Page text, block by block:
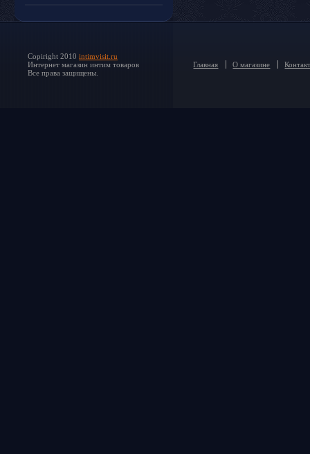
Copiright 2010 intimvisit.ru
Интернет магазин интим товаров
Все права защищены.
Главная О магазине